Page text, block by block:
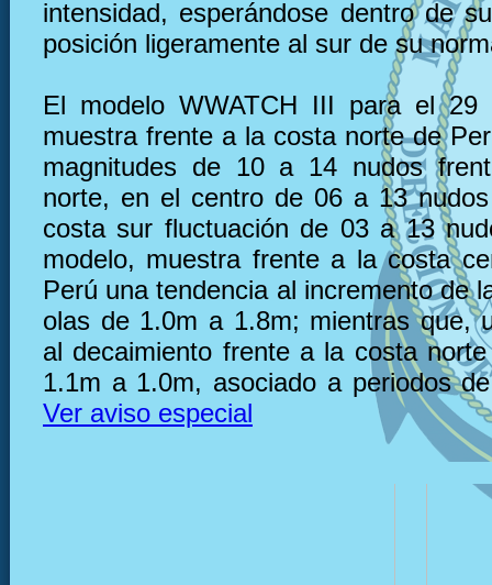
intensidad, esperándose dentro de
posición ligeramente al sur de su
El modelo WWATCH III para el 29
muestra frente a la costa norte de
magnitudes de 10 a 14 nudos
norte, en el centro de 06 a 13
costa sur fluctuación de 03 a 13
modelo, muestra frente a la costa
Perú una tendencia al incremento de
olas de 1.0m a 1.8m; mientras que,
al decaimiento frente a la costa
1.1m a 1.0m, asociado a periodos
Ver aviso especial